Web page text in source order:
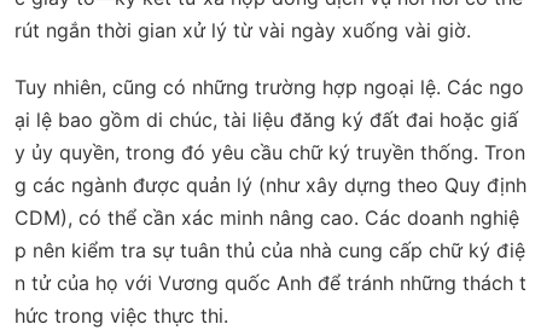
rút ngắn thời gian xử lý từ vài ngày xuống vài giờ.
Tuy nhiên, cũng có những trường hợp ngoại lệ. Các ngo
ại lệ bao gồm di chúc, tài liệu đăng ký đất đai hoặc giấ
y ủy quyền, trong đó yêu cầu chữ ký truyền thống. Tron
g các ngành được quản lý (như xây dựng theo Quy định
CDM), có thể cần xác minh nâng cao. Các doanh nghiệ
p nên kiểm tra sự tuân thủ của nhà cung cấp chữ ký điệ
n tử của họ với Vương quốc Anh để tránh những thách t
hức trong việc thực thi.